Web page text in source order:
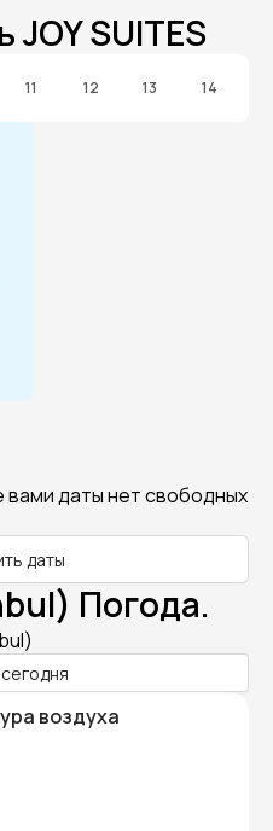
SUITES
11 12 13 14
даты нет свободных
даты
Погода.
воздуха